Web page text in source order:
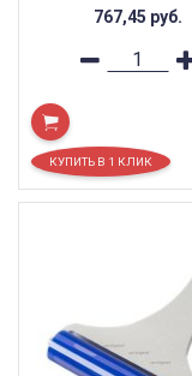
767,45 руб.